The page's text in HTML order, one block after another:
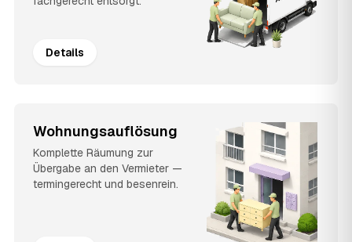
Details
Wohnungsauflösung
Komplette Räumung zur
Übergabe an den Vermieter —
termingerecht und besenrein.